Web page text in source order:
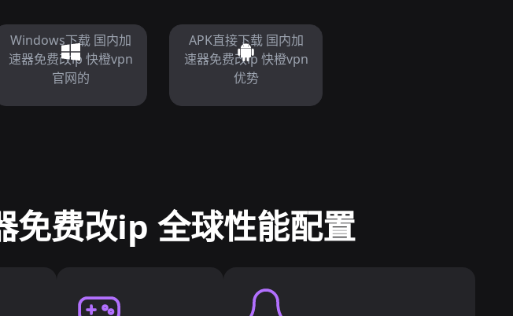
Windows下载 国内加
速器免费改ip 快橙vpn
官网的
APK直接下载 国内加
速器免费改ip 快橙vpn
优势
免费改ip 全球性能配置